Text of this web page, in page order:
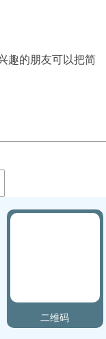
趣的朋友可以把简
二维码